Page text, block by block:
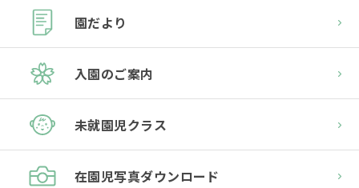
園だより
入園のご案内
未就園児クラス
在園児写真ダウンロード